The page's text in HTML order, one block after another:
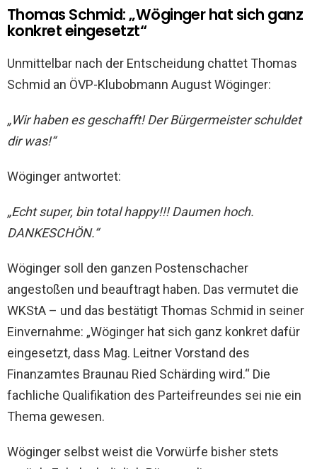
Thomas Schmid: „Wöginger hat sich ganz
konkret eingesetzt“
Unmittelbar nach der Entscheidung chattet Thomas
Schmid an ÖVP-Klubobmann August Wöginger:
„Wir haben es geschafft! Der Bürgermeister schuldet
dir was!“
Wöginger antwortet:
„Echt super, bin total happy!!! Daumen hoch.
DANKESCHÖN.“
Wöginger soll den ganzen Postenschacher
angestoßen und beauftragt haben. Das vermutet die
WKStA – und das bestätigt Thomas Schmid in seiner
Einvernahme: „Wöginger hat sich ganz konkret dafür
eingesetzt, dass Mag. Leitner Vorstand des
Finanzamtes Braunau Ried Schärding wird.“ Die
fachliche Qualifikation des Parteifreundes sei nie ein
Thema gewesen.
Wöginger selbst weist die Vorwürfe bisher stets